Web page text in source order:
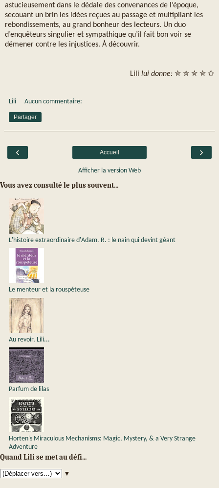
astucieusement dans le dédale des convenances de l’époque,
secouant un brin les idées reçues au passage et multipliant les
rebondissements, au grand bonheur des lecteurs. Un duo
d’enquêteurs singulier et sympathique qu’il fait bon voir se
démener contre les injustices. À découvrir.
Lili lui donne: ✮ ✮ ✮ ✮ ✩
Lili Aucun commentaire:
Partager
‹ ›
Accueil
Afficher la version Web
Vous avez consulté le plus souvent...
L'histoire extraordinaire d'Adam. R. : le nain qui devint géant
Le menteur et la rouspéteuse
Au revoir, Lili...
Parfum de lilas
Horten's Miraculous Mechanisms: Magic, Mystery, & a Very Strange
Adventure
Quand Lili se met au défi...
▼